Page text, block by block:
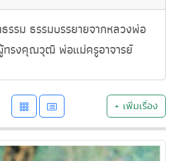
รรม ธรรมบรรยายจากหลวงพ่อ
ทรงคุณวุฒิ พ่อแม่ครูอาจารย์
+ เพิ่มเรื่อง